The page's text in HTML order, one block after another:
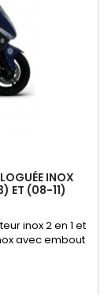
INOX
ET (08-11)
inox 2 en 1 et
avec embout
à 2003 et 2008